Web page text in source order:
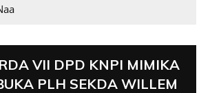
VII DPD KNPI MIMIKA
PLH SEKDA WILLEM